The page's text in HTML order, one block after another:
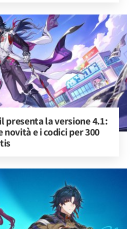
presenta la versione 4.1:
e i codici per 300